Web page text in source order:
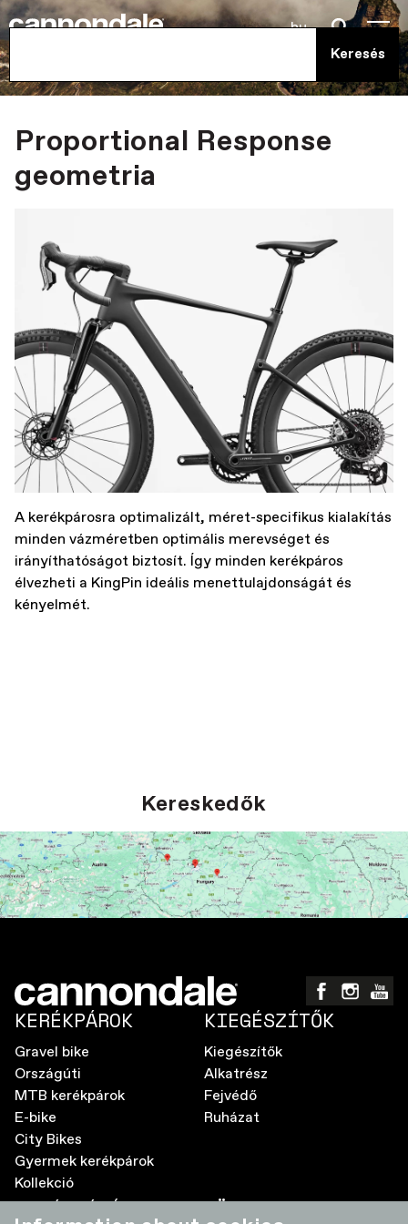
hu
Proportional Response
geometria
A kerékpárosra optimalizált, méret-specifikus kialakítás
minden vázméretben optimális merevséget és
irányíthatóságot biztosít. Így minden kerékpáros
élvezheti a KingPin ideális menettulajdonságát és
kényelmét.
Kereskedők
KERÉKPÁROK
Gravel bike
Országúti
MTB kerékpárok
E-bike
City Bikes
Gyermek kerékpárok
Kollekció
KIEGÉSZÍTŐK
Kiegészítők
Alkatrész
Fejvédő
Ruházat
A MÁRKÁRÓL TÖBB